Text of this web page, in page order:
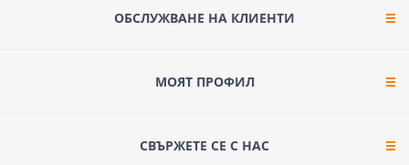
ОБСЛУЖВАНЕ НА КЛИЕНТИ
МОЯТ ПРОФИЛ
СВЪРЖЕТЕ СЕ С НАС